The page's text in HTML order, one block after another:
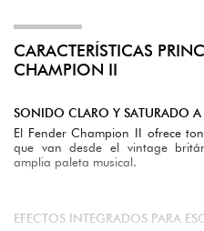
CARACTERÍSTICAS
CHAMPION II
SONIDO CLARO Y SATURADO A
El Fender Champion II ofrece
que van desde el vintage
amplia paleta musical.
EFECTOS INTEGRADOS PARA